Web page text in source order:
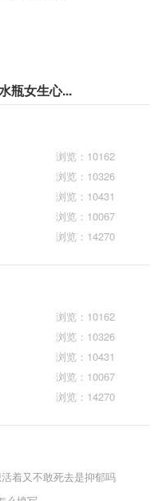
瓶女生心...
浏览：10162
浏览：10326
浏览：10431
浏览：10067
浏览：14270
浏览：10162
浏览：10326
浏览：10431
浏览：10067
浏览：14270
着又不敢死去是抑郁吗